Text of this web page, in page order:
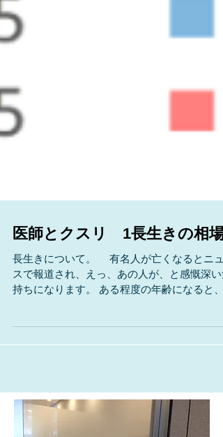
医師とクスリ 1長生きの相場
長生きについて。 有名人が亡くなるとニュ
の人が亡くなり、同世代の友人も鬼籍に入る